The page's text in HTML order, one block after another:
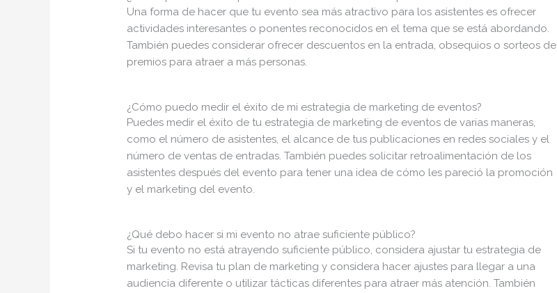
Una forma de hacer que tu evento sea más atractivo para los asistentes es ofrecer
actividades interesantes o ponentes reconocidos en el tema que se está abordando.
También puedes considerar ofrecer descuentos en la entrada, obsequios o sorteos de
premios para atraer a más personas.
¿Cómo puedo medir el éxito de mi estrategia de marketing de eventos?
Puedes medir el éxito de tu estrategia de marketing de eventos de varias maneras,
como el número de asistentes, el alcance de tus publicaciones en redes sociales y el
número de ventas de entradas. También puedes solicitar retroalimentación de los
asistentes después del evento para tener una idea de cómo les pareció la promoción
y el marketing del evento.
¿Qué debo hacer si mi evento no atrae suficiente público?
Si tu evento no está atrayendo suficiente público, considera ajustar tu estrategia de
marketing. Revisa tu plan de marketing y considera hacer ajustes para llegar a una
audiencia diferente o utilizar tácticas diferentes para atraer más atención. También